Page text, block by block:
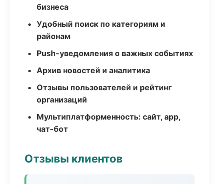
бизнеса
Удобный поиск по категориям и
районам
Push-уведомления о важных событиях
Архив новостей и аналитика
Отзывы пользователей и рейтинг
организаций
Мультиплатформенность: сайт, app,
чат-бот
Отзывы клиентов